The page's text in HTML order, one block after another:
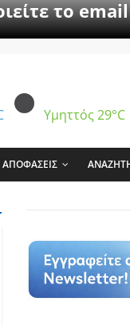
το
Υμηττός 29°C
ΑΠΟΦΑΣΕΙΣ